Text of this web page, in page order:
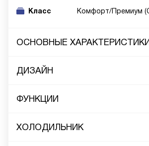
Класс Комфорт/Премиум
ОСНОВНЫЕ ХАРАКТЕРИСТИКИ
ДИЗАЙН
ФУНКЦИИ
ХОЛОДИЛЬНИК